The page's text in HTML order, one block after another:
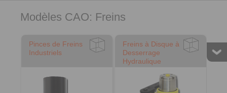
Modèles CAO: Freins
Pinces de Freins
Industriels
Freins à Disque à
Desserrage
Hydraulique